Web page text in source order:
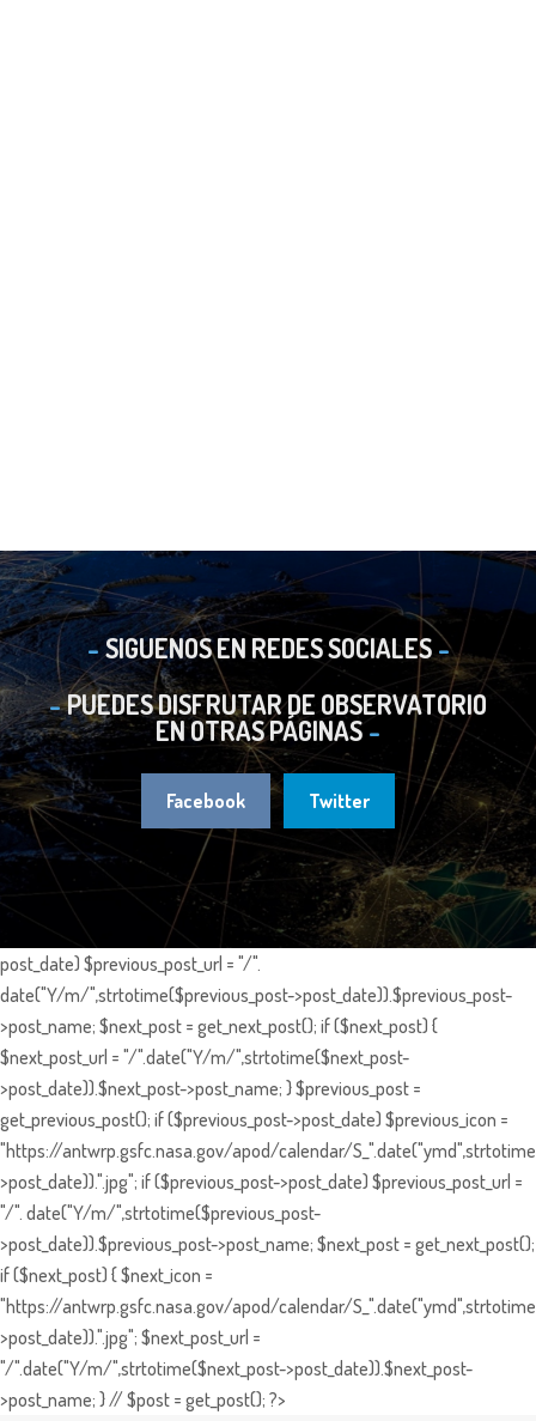
SIGUENOS EN REDES SOCIALES
PUEDES DISFRUTAR DE OBSERVATORIO
EN OTRAS PÁGINAS
Facebook Twitter
post_date) $previous_post_url = "/".
date("Y/m/",strtotime($previous_post->post_date)).$previous_post-
>post_name; $next_post = get_next_post(); if ($next_post) {
$next_post_url = "/".date("Y/m/",strtotime($next_post-
>post_date)).$next_post->post_name; } $previous_post =
get_previous_post(); if ($previous_post->post_date) $previous_icon =
"https://antwrp.gsfc.nasa.gov/apod/calendar/
>post_date)).".jpg"; if ($previous_post->post_date) $previous_post_url =
"/". date("Y/m/",strtotime($previous_post-
>post_date)).$previous_post->post_name; $next_post = get_next_post();
if ($next_post) { $next_icon =
"https://antwrp.gsfc.nasa.gov/apod/calendar/
>post_date)).".jpg"; $next_post_url =
"/".date("Y/m/",strtotime($next_post->post_date)).$next_post-
>post_name; } // $post = get_post(); ?>